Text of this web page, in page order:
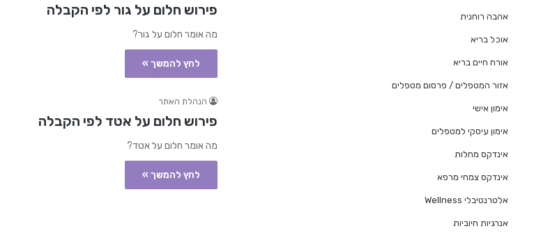
פירוש חלום על גור לפי הקבלה
מה אומר חלום על גור?
לחץ להמשך »
הנהלת האתר
פירוש חלום על אטד לפי הקבלה
מה אומר חלום על אטד?
לחץ להמשך »
אהבה רוחנית
אוכל בריא
אורח חיים בריא
אזור המטפלים / פרסום מטפלים
אימון אישי
אימון עיסקי למטפלים
אינדקס מחלות
אינדקס צמחי מרפא
אלטרנטיבלי Wellness
אנרגיות חיוביות